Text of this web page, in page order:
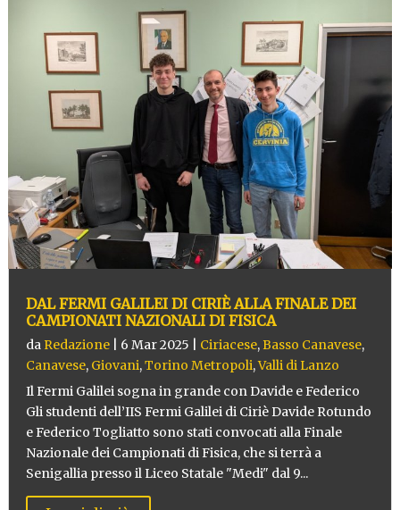
DAL FERMI GALILEI DI CIRIÈ ALLA FINALE DEI
CAMPIONATI NAZIONALI DI FISICA
da Redazione| 6 Mar 2025 Ciriacese, Basso Canavese,
Canavese, Giovani,Torino Metropoli,Valli di Lanzo
Il Fermi Galilei sogna in grande con Davide e Federico
Gli studenti dell’IIS Fermi Galilei di Ciriè Davide Rotundo
e Federico Togliatto sono stati convocati alla Finale
Nazionale dei Campionati di Fisica, che si terrà a
Senigallia presso il Liceo Statale "Medi" dal 9...